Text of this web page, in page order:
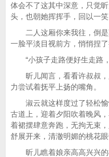
体会不了这其中深意，只觉
头，也朝她挥挥手，回以一笑
二人这厢你来我往，倒是
一脸平淡目视前方，悄悄捏
“小孩子走路便好生走路
昕儿闻言，看看许叔叔，
力尝试着抚平上扬的嘴角。
淑云就这样度过了轻松愉
古道上，迎着夕阳吹着晚风
着裙摆肆意奔跑，无拘无束
舒展开来，清澈明媚的桃花眼
昕儿瞧着娘亲高高兴兴的